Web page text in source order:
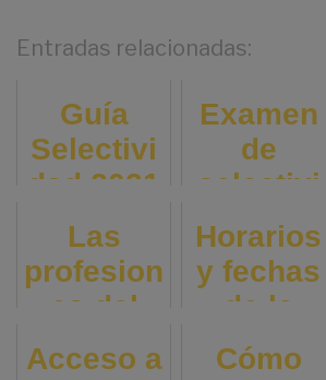
Entradas relacionadas:
Guía
Selectivi
dad 2021
Andalucí
a:
Fechas,
notas de
Examen
de
selectivi
dad:
Nota de
admisión
ponderac
Las
profesion
es del
Horarios
y fechas
de la
Selectivi
Acceso a
Cómo